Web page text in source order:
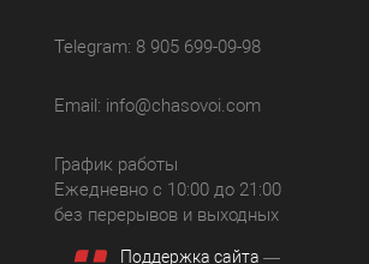
Telegram: 8 905 699-09-98
Email: info@chasovoi.com
График работы
Ежедневно с 10:00 до 21:00
без перерывов и выходных
Поддержка сайта —